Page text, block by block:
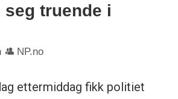
seg truende i
NP.no
ettermiddag fikk politiet